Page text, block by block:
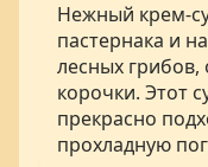
Нежный крем-
пастернака и
лесных
корочки. Этот
прекрасно
прохладную